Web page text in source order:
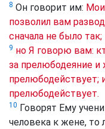
8 Он говорит им:
позволил вам
сначала не было так;
9 но Я говорю вам:
за прелюбодеяние и
прелюбодействует;
прелюбодействует.
10 Говорят Ему
человека к жене, то